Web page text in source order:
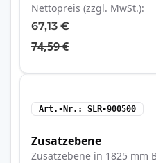
Nettopreis (zzgl. MwSt.)
67,13 €
74,59 €
Art.-Nr. SLR-900500
Zusatzebene
Zusatzebene in 1825 mm